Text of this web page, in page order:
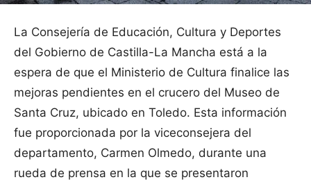
La Consejería de Educación, Cultura y Deportes
del Gobierno de Castilla-La Mancha está a la
espera de que el Ministerio de Cultura finalice las
mejoras pendientes en el crucero del Museo de
Santa Cruz, ubicado en Toledo. Esta información
fue proporcionada por la viceconsejera del
departamento, Carmen Olmedo, durante una
rueda de prensa en la que se presentaron